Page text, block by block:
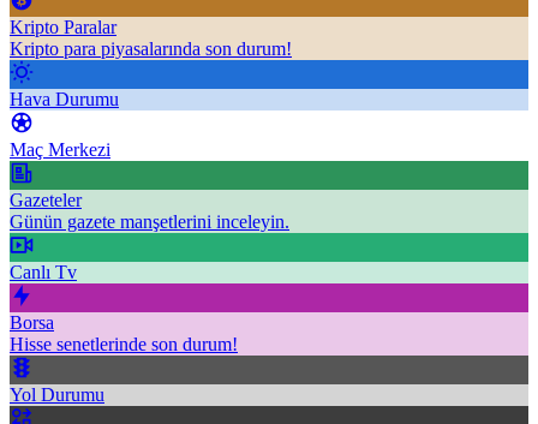
Kripto Paralar
Kripto para piyasalarında son durum!
Hava Durumu
Maç Merkezi
Gazeteler
Günün gazete manşetlerini inceleyin.
Canlı Tv
Borsa
Hisse senetlerinde son durum!
Yol Durumu